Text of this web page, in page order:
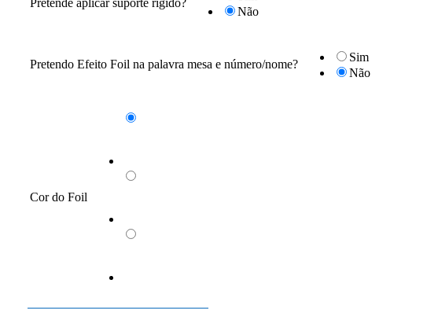
era:
é:
Pretende aplicar suporte rígido?
Não
Pretendo Efeito Foil na palavra mesa e número/nome?
Sim
Não
Cor do Foil